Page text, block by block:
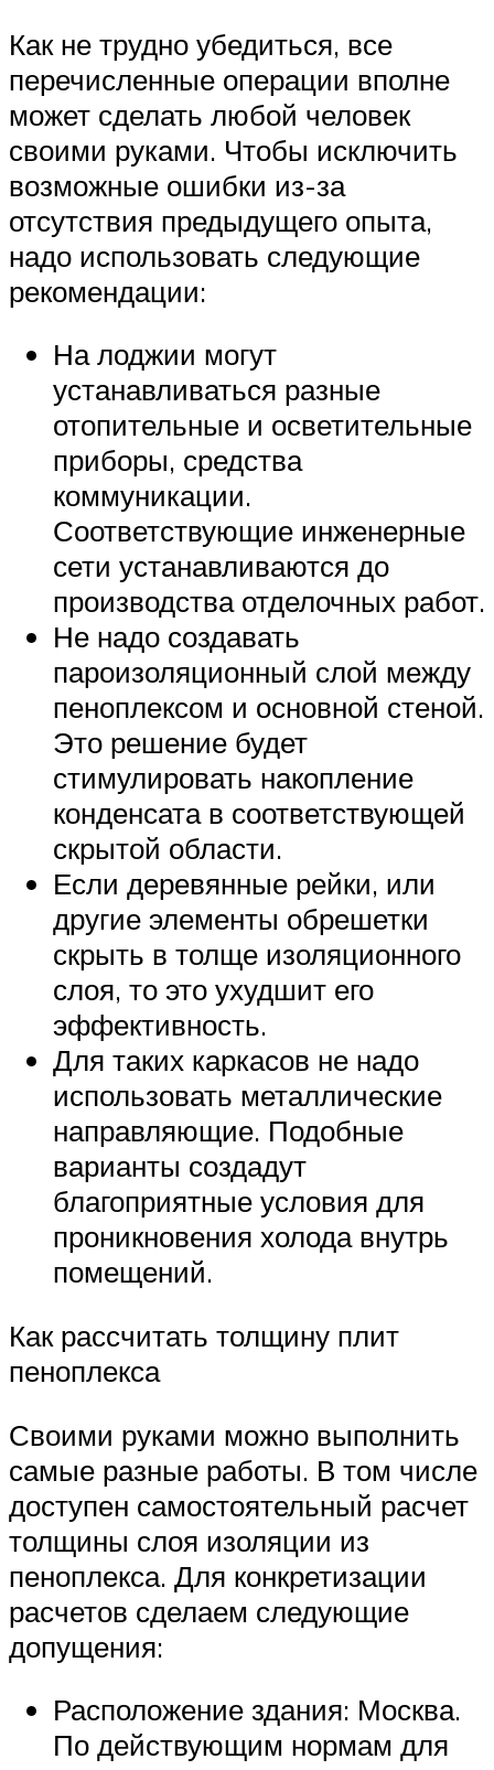
Как не трудно убедиться, все
перечисленные операции вполне
может сделать любой человек
своими руками. Чтобы исключить
возможные ошибки из-за
отсутствия предыдущего опыта,
надо использовать следующие
рекомендации:
На лоджии могут
устанавливаться разные
отопительные и осветительные
приборы, средства
коммуникации.
Соответствующие инженерные
сети устанавливаются до
производства отделочных работ.
Не надо создавать
пароизоляционный слой между
пеноплексом и основной стеной.
Это решение будет
стимулировать накопление
конденсата в соответствующей
скрытой области.
Если деревянные рейки, или
другие элементы обрешетки
скрыть в толще изоляционного
слоя, то это ухудшит его
эффективность.
Для таких каркасов не надо
использовать металлические
направляющие. Подобные
варианты создадут
благоприятные условия для
проникновения холода внутрь
помещений.
Как рассчитать толщину плит
пеноплекса
Своими руками можно выполнить
самые разные работы. В том числе
доступен самостоятельный расчет
толщины слоя изоляции из
пеноплекса. Для конкретизации
расчетов сделаем следующие
допущения:
Расположение здания: Москва.
По действующим нормам для